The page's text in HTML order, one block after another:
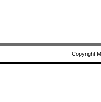
Copyright